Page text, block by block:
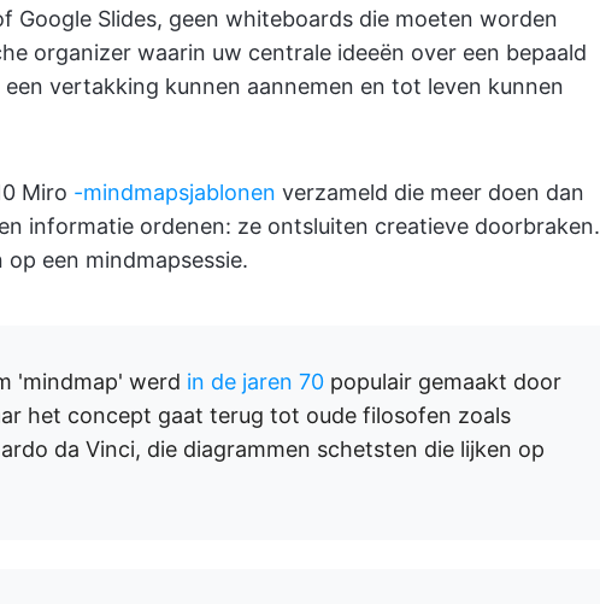
Google Slides, geen whiteboards die moeten worden
organizer waarin uw centrale ideeën over een bepaald
vertakking kunnen aannemen en tot leven kunnen
Miro -mindmapsjablonen verzameld die meer doen dan
informatie ordenen: ze ontsluiten creatieve doorbraken.
een mindmapsessie.
'mindmap' werd in de jaren 70 populair gemaakt door
het concept gaat terug tot oude filosofen zoals
da Vinci, die diagrammen schetsten die lijken op